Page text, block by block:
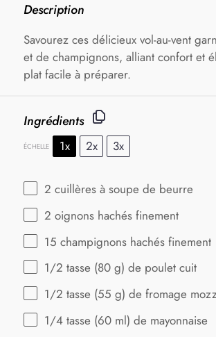
Description
Savourez ces délicieux vol-au-vent
et de champignons, alliant confort et
plat facile à préparer.
Ingrédients
ÉCHELLE 1x 2x 3x
2 cuillères à soupe de beurre
2 oignons hachés finement
15 champignons hachés finement
1/2 tasse (80 g) de poulet cuit
1/2 tasse (55 g) de fromage
1/4 tasse (60 ml) de mayonnaise